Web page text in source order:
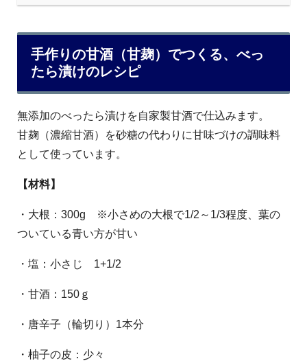
手作りの甘酒（甘麹）でつくる、べっ
たら漬けのレシピ
無添加のべったら漬けを自家製甘酒で仕込みます。
甘麹（濃縮甘酒）を砂糖の代わりに甘味づけの調味料
として使っています。
【材料】
・大根：300g ※小さめの大根で1/2～1/3程度、葉の
ついている青い方が甘い
・塩：小さじ 1+1/2
・甘酒：150ｇ
・唐辛子（輪切り）1本分
・柚子の皮：少々